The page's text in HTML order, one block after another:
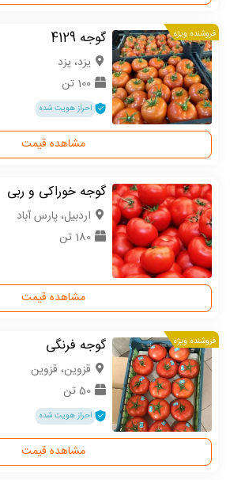
فروشنده ویژه گوجه 4129
یزد، یزد
100 تن
احراز هویت شده
مشاهده قیمت
گوجه خوراکی و ربی
اردبیل، پارس آباد
180 تن
مشاهده قیمت
فروشنده ویژه گوجه فرنگی
قزوین، قزوین
50 تن
احراز هویت شده
مشاهده قیمت